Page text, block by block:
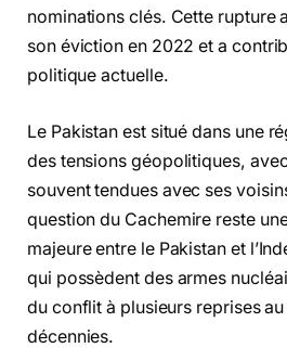
nominations clés. Cette rupture
son éviction en 2022 et a
politique actuelle.
Le Pakistan est situé dans une
des tensions géopolitiques,
souvent tendues avec ses
question du Cachemire reste
majeure entre le Pakistan et
qui possèdent des armes
du conflit à plusieurs reprises
décennies.